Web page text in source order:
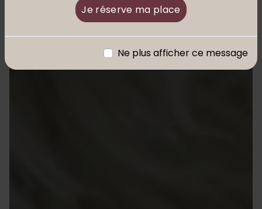
Je réserve ma place
Ne plus afficher ce message